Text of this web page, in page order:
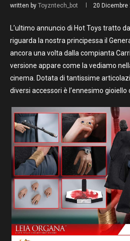
written by Toyzntech_bot 20 Dicembre
L’ultimo annuncio di Hot Toys tratto
riguarda la nostra principessa il
ancora una volta dalla compianta
versione appare come la vediamo
cinema. Dotata di tantissime
diversi accessori è l’ennesimo gioiello